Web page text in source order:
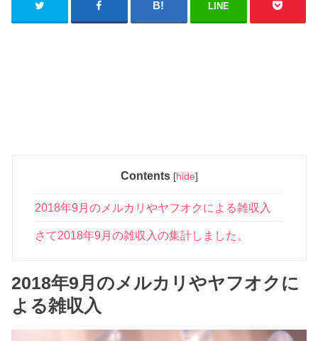
LINE
Contents [hide]
2018年9月のメルカリやヤフオクによる雑収入
さて2018年9月の雑収入の集計しました。
2018年9月のメルカリやヤフオクに
よる雑収入